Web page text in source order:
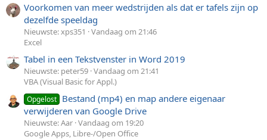
Voorkomen van meer wedstrijden als dat er tafels zijn op
dezelfde speeldag
Nieuwste: xps351
Vandaag om 21:46
Excel
Tabel in een Tekstvenster in Word 2019
Nieuwste: peter59 Vandaag om 21:41
VBA (Visual Basic for Appl.)
Opgelost Bestand (mp4) en map andere eigenaar
verwijderen van Google Drive
Nieuwste: Aar Vandaag om 19:20
Google Apps, Libre-/Open Office